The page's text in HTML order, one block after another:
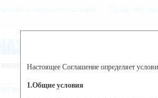
Настоящее Соглашение определяет
1.Общие условия
Этот сайт использует сервис веб-
(далее — Яндекс).
Сервис Яндекс Метрика
РЕГИСТРАЦИЯ